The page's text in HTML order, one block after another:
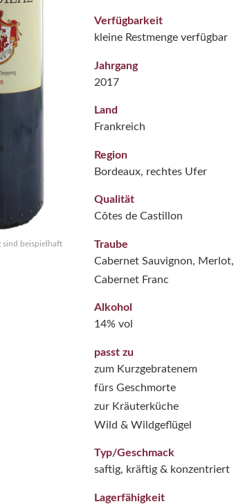
sind beispielhaft
Verfügbarkeit
kleine Restmenge verfügbar
Jahrgang
2017
Land
Frankreich
Region
Bordeaux, rechtes Ufer
Qualität
Côtes de Castillon
Traube
Cabernet Sauvignon, Merlot,
Cabernet Franc
Alkohol
14% vol
passt zu
zum Kurzgebratenem
fürs Geschmorte
zur Kräuterküche
Wild & Wildgeflügel
Typ/Geschmack
saftig, kräftig & konzentriert
Lagerfähigkeit